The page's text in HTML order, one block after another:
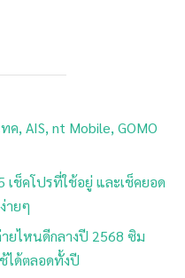
ค, AIS, nt Mobile, GOMO
เช็คโปรที่ใช้อยู่ และเช็คยอด
ายๆ
ยไหนดีกลางปี 2568 ซิม
ได้ตลอดทั้งปี